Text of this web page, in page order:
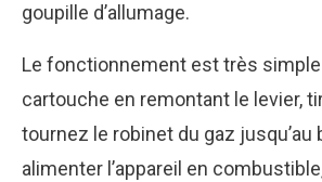
goupille d’allumage.
Le fonctionnement est très
cartouche en remontant le levier,
tournez le robinet du gaz jusqu’au
alimenter l’appareil en